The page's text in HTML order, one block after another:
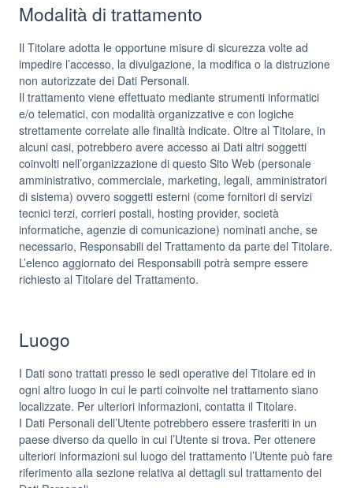
Modalità di trattamento
Il Titolare adotta le opportune misure di sicurezza volte ad
impedire l’accesso, la divulgazione, la modifica o la distruzione
non autorizzate dei Dati Personali.
Il trattamento viene effettuato mediante strumenti informatici
e/o telematici, con modalità organizzative e con logiche
strettamente correlate alle finalità indicate. Oltre al Titolare, in
alcuni casi, potrebbero avere accesso ai Dati altri soggetti
coinvolti nell’organizzazione di questo Sito Web (personale
amministrativo, commerciale, marketing, legali, amministratori
di sistema) ovvero soggetti esterni (come fornitori di servizi
tecnici terzi, corrieri postali, hosting provider, società
informatiche, agenzie di comunicazione) nominati anche, se
necessario, Responsabili del Trattamento da parte del Titolare.
L’elenco aggiornato dei Responsabili potrà sempre essere
richiesto al Titolare del Trattamento.
Luogo
I Dati sono trattati presso le sedi operative del Titolare ed in
ogni altro luogo in cui le parti coinvolte nel trattamento siano
localizzate. Per ulteriori informazioni, contatta il Titolare.
I Dati Personali dell’Utente potrebbero essere trasferiti in un
paese diverso da quello in cui l’Utente si trova. Per ottenere
ulteriori informazioni sul luogo del trattamento l’Utente può fare
riferimento alla sezione relativa ai dettagli sul trattamento dei